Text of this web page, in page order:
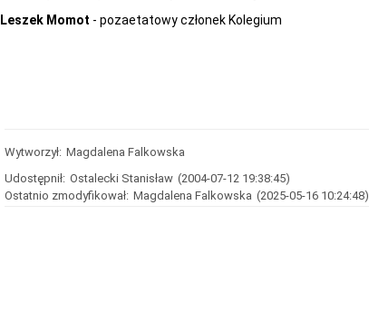
Leszek Momot - pozaetatowy członek Kolegium
Wytworzył: Magdalena Falkowska
Udostępnił: Ostalecki Stanisław (2004-07-12 19:38:45)
Ostatnio zmodyfikował: Magdalena Falkowska (2025-05-16 10:24:48)